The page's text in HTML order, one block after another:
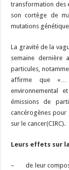
transformation des
son cortège de
mutations
La gravité de la
semaine dernière
particules,
affirme que «…
environnemental
émissions de
cancérogènes pour
sur le cancer(CIRC).
Leurs effets sur
– de leur